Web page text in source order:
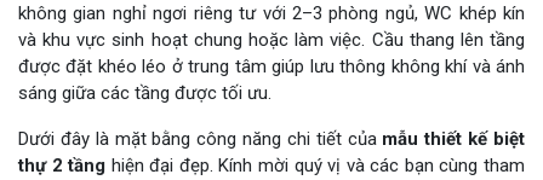
không gian nghỉ ngơi riêng tư với 2–3 phòng ngủ, WC khép kín
và khu vực sinh hoạt chung hoặc làm việc. Cầu thang lên tầng
được đặt khéo léo ở trung tâm giúp lưu thông không khí và ánh
sáng giữa các tầng được tối ưu.
Dưới đây là mặt bằng công năng chi tiết của mẫu thiết kế biệt
thự 2 tầng hiện đại đẹp. Kính mời quý vị và các bạn cùng tham